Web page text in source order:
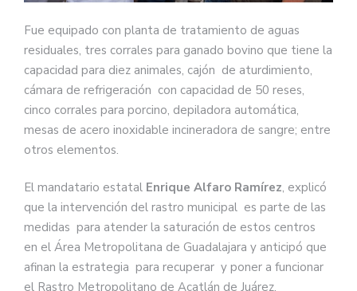
Fue equipado con planta de tratamiento de aguas
residuales, tres corrales para ganado bovino que tiene la
capacidad para diez animales, cajón de aturdimiento,
cámara de refrigeración con capacidad de 50 reses,
cinco corrales para porcino, depiladora automática,
mesas de acero inoxidable incineradora de sangre; entre
otros elementos.
El mandatario estatal Enrique Alfaro Ramírez, explicó
que la intervención del rastro municipal es parte de las
medidas para atender la saturación de estos centros
en el Área Metropolitana de Guadalajara y anticipó que
afinan la estrategia para recuperar y poner a funcionar
el Rastro Metropolitano de Acatlán de Juárez.